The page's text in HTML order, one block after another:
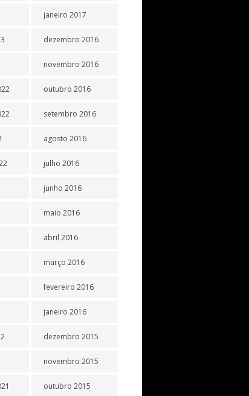
janeiro 2017
dezembro 2016
novembro 2016
outubro 2016
setembro 2016
agosto 2016
julho 2016
junho 2016
maio 2016
abril 2016
março 2016
fevereiro 2016
janeiro 2016
dezembro 2015
novembro 2015
outubro 2015